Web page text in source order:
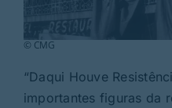
© CMG
“Daqui Houve
importantes figuras da